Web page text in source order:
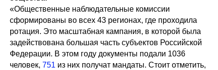
«Общественные наблюдательные комиссии
сформированы во всех 43 регионах, где проходила
ротация. Это масштабная кампания, в которой была
задействована большая часть субъектов Российской
Федерации. В этом году документы подали 1036
человек, 751 из них получат мандаты. Стоит отметить,